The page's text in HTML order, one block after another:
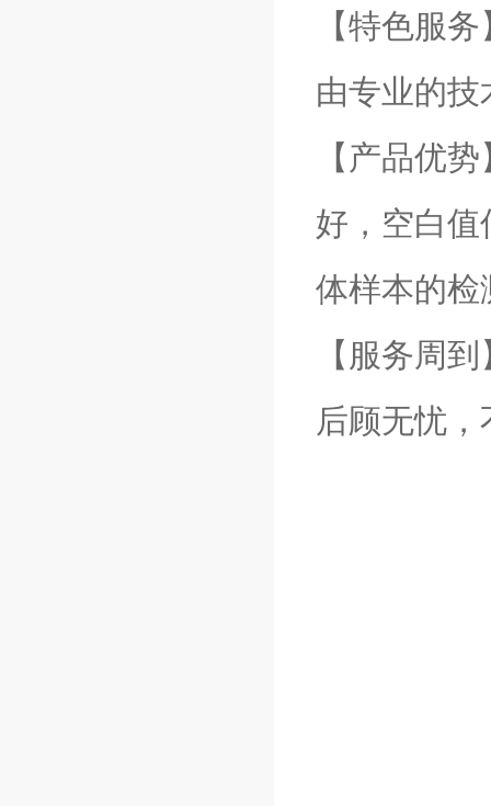
【特色服
由专业的
【产品优
好，空白
体样本的检
【服务周
后顾无忧